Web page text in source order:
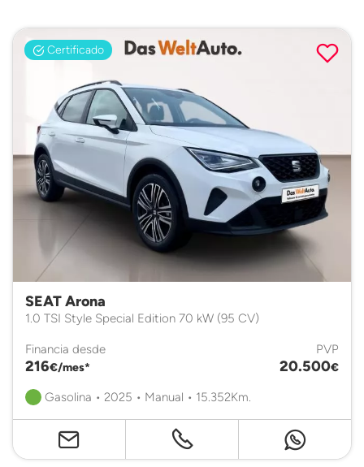
Certificado
SEAT Arona
1.0 TSI Style Special Edition 70 kW (95 CV)
Financia desde
216€/mes*
PVP
20.500€
Gasolina • 2025 • Manual • 15.352Km.